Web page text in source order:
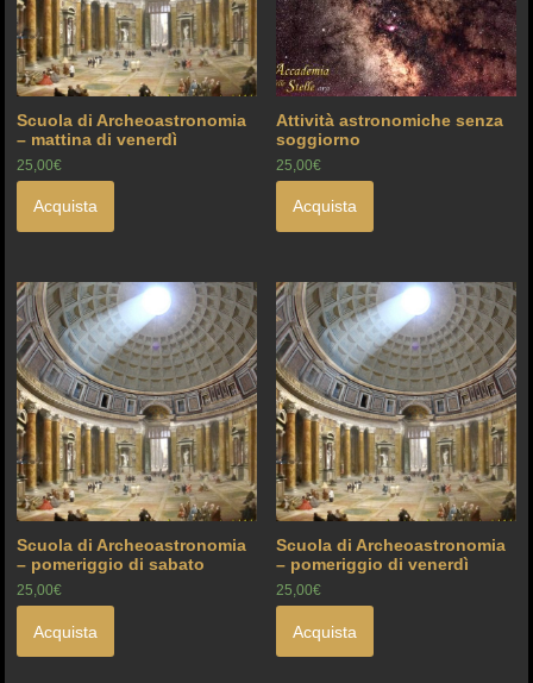
Scuola di Archeoastronomia
– mattina di venerdì
25,00€
Acquista
Attività astronomiche senza
soggiorno
25,00€
Acquista
Scuola di Archeoastronomia
– pomeriggio di sabato
25,00€
Acquista
Scuola di Archeoastronomia
– pomeriggio di venerdì
25,00€
Acquista